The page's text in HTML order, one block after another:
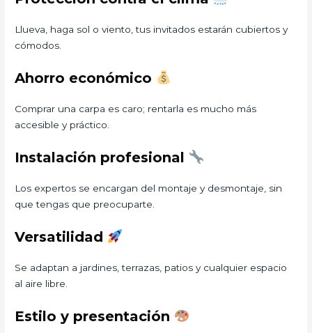
Llueva, haga sol o viento, tus invitados estarán cubiertos y
cómodos.
Ahorro económico
Comprar una carpa es caro; rentarla es mucho más
accesible y práctico.
Instalación profesional
Los expertos se encargan del montaje y desmontaje, sin
que tengas que preocuparte.
Versatilidad
Se adaptan a jardines, terrazas, patios y cualquier espacio
al aire libre.
Estilo y presentación